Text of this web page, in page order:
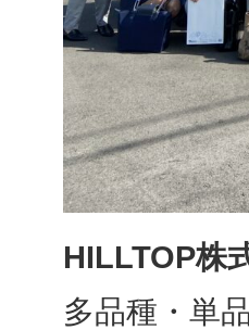
HILLTOP株
多品種・単